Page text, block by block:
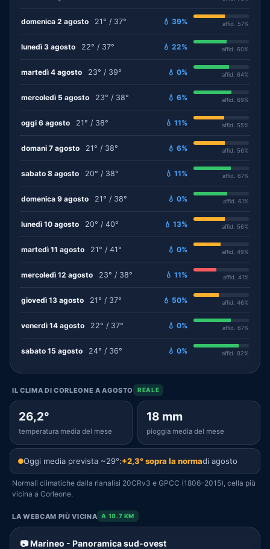
domenica 2 agosto 21° / 37° 💧 39% affid. 57%
lunedì 3 agosto 22° / 37° 💧 22% affid. 60%
martedì 4 agosto 23° / 39° 💧 0% affid. 64%
mercoledì 5 agosto 23° / 38° 💧 6% affid. 69%
oggi 6 agosto 21° / 38° 💧 11% affid. 55%
domani 7 agosto 21° / 38° 💧 6% affid. 56%
sabato 8 agosto 20° / 38° 💧 11% affid. 67%
domenica 9 agosto 21° / 38° 💧 0% affid. 61%
lunedì 10 agosto 20° / 40° 💧 13% affid. 56%
martedì 11 agosto 21° / 41° 💧 0% affid. 49%
mercoledì 12 agosto 23° / 38° 💧 11% affid. 41%
giovedì 13 agosto 21° / 37° 💧 50% affid. 46%
venerdì 14 agosto 22° / 37° 💧 0% affid. 67%
sabato 15 agosto 24° / 36° 💧 0% affid. 82%
IL CLIMA DI CORLEONE A AGOSTO REALE
26,2°
temperatura media del mese
18 mm
pioggia media del mese
Oggi media prevista ~29°:+2,3° sopra la normadi agosto
Normali climatiche dalla rianalisi 20CRv3 e GPCC (1806–2015), cella più
vicina a Corleone.
LA WEBCAM PIÙ VICINA A 18.7 KM
📷 Marineo - Panoramica sud-ovest